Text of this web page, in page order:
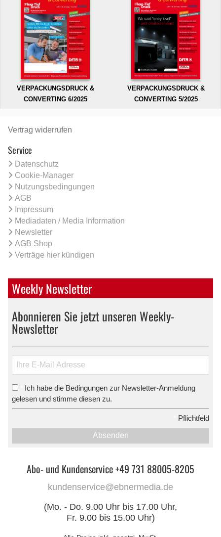
VERPACKUNGSDRUCK &
CONVERTING 6/2025
VERPACKUNGSDRUCK &
CONVERTING 5/2025
Vertrag widerrufen
Service
Datenschutz
Cookie-Manager
Nutzungsbedingungen
AGB
Impressum
Mediadaten / Media Information
Newsletter
AGB Shop
Verträge hier kündigen
Weekly Newsletter
Abonnieren Sie jetzt unseren Weekly-
Newsletter
Ich habe die Bedingungen zur Newsletter-Anmeldung
gelesen und stimme diesen zu.
Pflichtfeld
Absenden
Abo- und Kundenservice +49 731 88005-8205
kundenservice@ebnermedia.de
(Mo. - Do. 9.00 Uhr bis 17.00 Uhr,
Fr. 9.00 bis 15.00 Uhr)